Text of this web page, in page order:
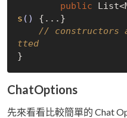
public
s ()
{...}
// constructors
tted
ChatOptions
先來看看比較簡單的 Chat